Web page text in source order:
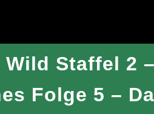
Wild Staffel 2
Folge 5 –